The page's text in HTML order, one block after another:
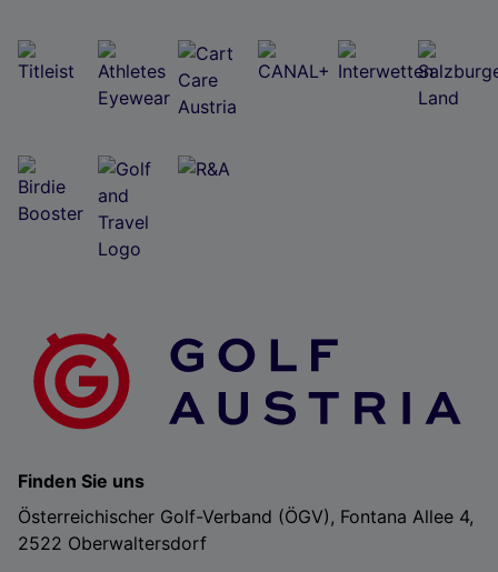
Finden Sie uns
Österreichischer Golf-Verband (ÖGV), Fontana Allee 4,
2522 Oberwaltersdorf